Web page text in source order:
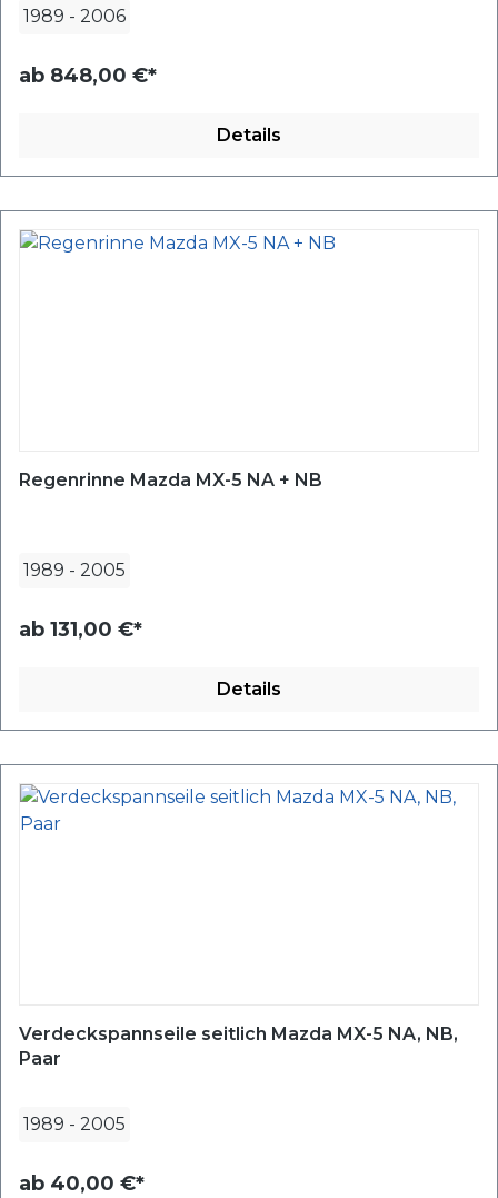
1989 - 2006
ab 848,00 €*
Details
Regenrinne Mazda MX-5 NA + NB
1989 - 2005
ab 131,00 €*
Details
Verdeckspannseile seitlich Mazda MX-5 NA, NB,
Paar
1989 - 2005
ab 40,00 €*